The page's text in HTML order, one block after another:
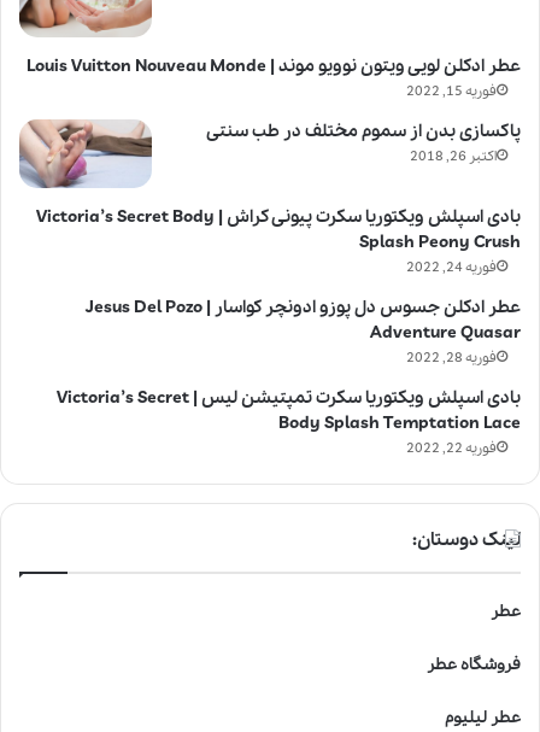
عطر ادکلن لویی ویتون نوویو موند | Louis Vuitton Nouveau Monde
فوریه 15, 2022
پاکسازی بدن از سموم مختلف در طب سنتی
اکتبر 26, 2018
بادی اسپلش ویکتوریا سکرت پیونی کراش | Victoria’s Secret Body
Splash Peony Crush
فوریه 24, 2022
عطر ادکلن جسوس دل پوزو ادونچر کواسار | Jesus Del Pozo
Adventure Quasar
فوریه 28, 2022
بادی اسپلش ویکتوریا سکرت تمپتیشن لیس | Victoria’s Secret
Body Splash Temptation Lace
فوریه 22, 2022
لینک دوستان:
عطر
فروشگاه عطر
عطر لیلیوم